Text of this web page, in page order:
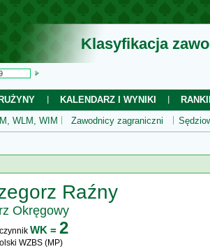
Klasyfikacja
KALENDARZ I WYNIKI
WLM, WIM Zawodnicy zagraniczni
Raźny
Okręgowy
WK = 2
WZBS (MP)